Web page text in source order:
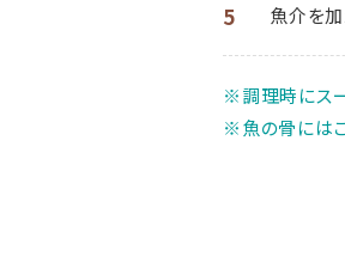
5 魚介を
※調理時にス
※魚の骨には